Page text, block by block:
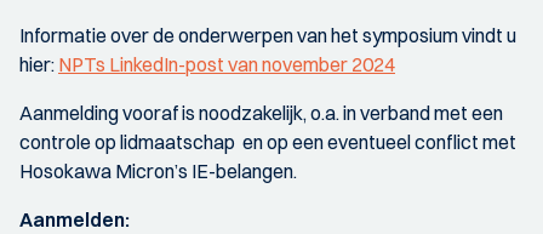
Informatie over de onderwerpen van het symposium vindt u
hier: NPTs LinkedIn-post van november 2024
Aanmelding vooraf is noodzakelijk, o.a. in verband met een
controle op lidmaatschap en op een eventueel conflict met
Hosokawa Micron’s IE-belangen.
Aanmelden: